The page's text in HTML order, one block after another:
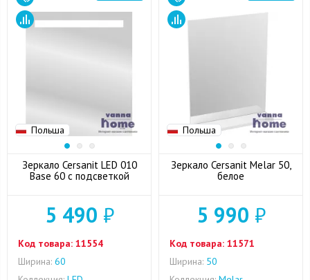
Польша
Зеркало Cersanit LED 010
Base 60 с подсветкой
5 490 ₽
Код товара: 11554
Ширина: 60
Польша
Зеркало Cersanit Melar 50,
белое
5 990 ₽
Код товара: 11571
Ширина: 50